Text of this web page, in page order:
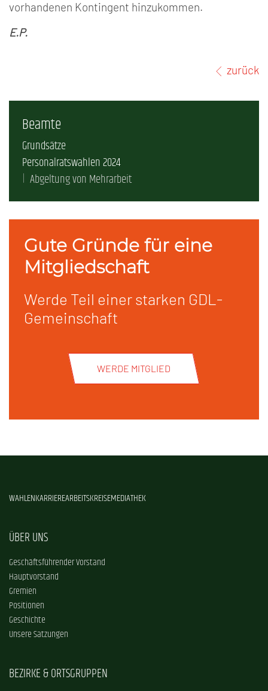
vorhandenen Kontingent hinzukommen.
E.P.
zurück
Beamte
Grundsätze
Personalratswahlen 2024
Abgeltung von Mehrarbeit
Gute Gründe für eine
Mitgliedschaft
Werde Teil einer starken GDL-
Gemeinschaft
WERDE MITGLIED
WAHLENKARRIEREARBEITSKREISEMEDIATHEK
ÜBER UNS
Geschäftsführender Vorstand
Hauptvorstand
Gremien
Positionen
Geschichte
Unsere Satzungen
BEZIRKE & ORTSGRUPPEN